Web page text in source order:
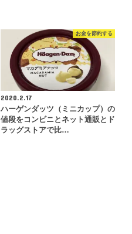
お金を節約する
2020.2.17
ハーゲンダッツ（ミニカップ）の
値段をコンビニとネット通販とド
ラッグストアで比…